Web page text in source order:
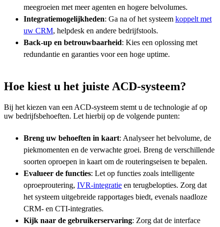
meegroeien met meer agenten en hogere belvolumes.
Integratiemogelijkheden: Ga na of het systeem koppelt met
uw CRM, helpdesk en andere bedrijfstools.
Back-up en betrouwbaarheid: Kies een oplossing met
redundantie en garanties voor een hoge uptime.
Hoe kiest u het juiste ACD-systeem?
Bij het kiezen van een ACD-systeem stemt u de technologie af op
uw bedrijfsbehoeften. Let hierbij op de volgende punten:
Breng uw behoeften in kaart: Analyseer het belvolume, de
piekmomenten en de verwachte groei. Breng de verschillende
soorten oproepen in kaart om de routeringseisen te bepalen.
Evalueer de functies: Let op functies zoals intelligente
oproeproutering, IVR-integratie en terugbelopties. Zorg dat
het systeem uitgebreide rapportages biedt, evenals naadloze
CRM- en CTI-integraties.
Kijk naar de gebruikerservaring: Zorg dat de interface